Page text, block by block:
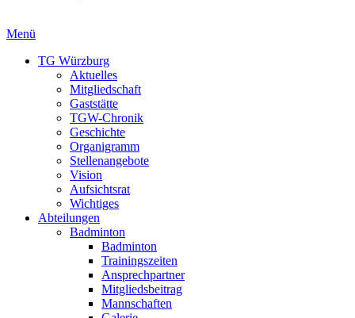
Menü
TG Würzburg
Aktuelles
Mitgliedschaft
Gaststätte
TGW-Chronik
Geschichte
Organigramm
Stellenangebote
Vision
Aufsichtsrat
Wichtiges
Abteilungen
Badminton
Badminton
Trainingszeiten
Ansprechpartner
Mitgliedsbeitrag
Mannschaften